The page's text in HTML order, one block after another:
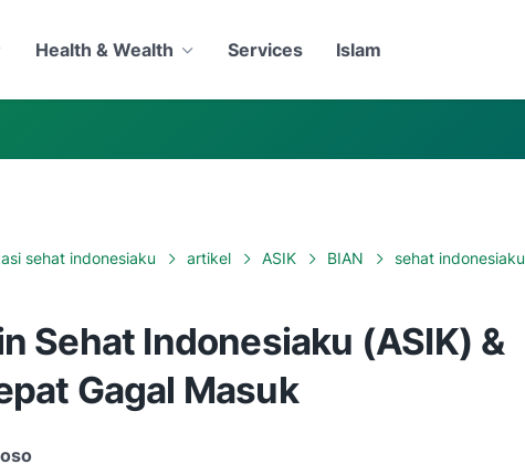
Health & Wealth Services Islam
sehat indonesiaku artikel ASIK BIAN
sehat indonesiaku
Sehat Indonesiaku (ASIK) &
Gagal Masuk